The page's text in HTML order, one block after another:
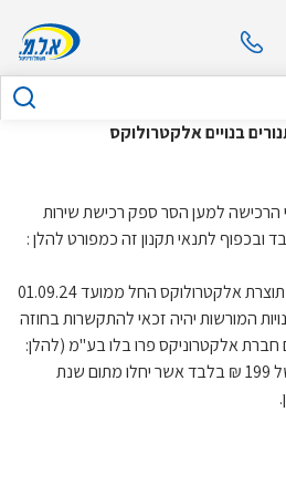
בנויים אלקטרולוקס
הרכישה למען הסר ספק רכישת שירות
ובכפוף לתנאי תקנון זה כמפורט להלן :
2.1 כל הרוכש תנורים בנויים מתוצרת אלקטרולוקס החל ממועד 01.09.24
המורשות יהיה זכאי להתקשרות בחוזה
חברת אלקטרוניקס פרו בלו בע"מ (להלן:
"אלקטרוניקס") תמורת מחיר של 199 ₪ בלבד אשר יחלו מתום שנת